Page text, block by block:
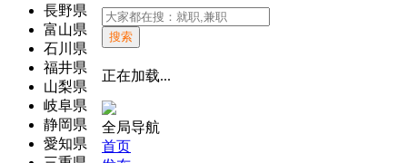
長野県
富山県
石川県
福井県
山梨県
岐阜県
静岡県
愛知県
搜索
正在加载...
全局导航
首页